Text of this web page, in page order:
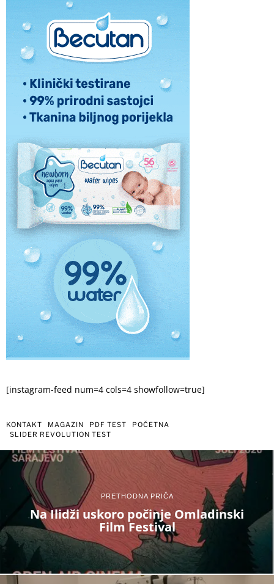
[instagram-feed num=4 cols=4 showfollow=true]
KONTAKT MAGAZIN PDF TEST
POČETNA
SLIDER REVOLUTION TEST
PRETHODNA PRIČA
Na Ilidži uskoro počinje Omladinski
Film Festival